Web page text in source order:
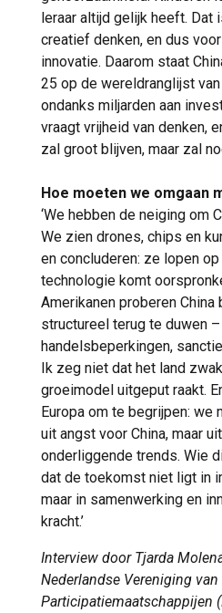
leraar altijd gelijk heeft. Dat
creatief denken, en dus
innovatie. Daarom staat
25 op de wereldranglijst
ondanks miljarden aan
vraagt vrijheid van denken,
zal groot blijven, maar zal
Hoe moeten we omgaan
‘We hebben de neiging om
We zien drones, chips en
en concluderen: ze lopen
technologie komt
Amerikanen proberen China
structureel terug te duwen
handelsbeperkingen,
Ik zeg niet dat het land
groeimodel uitgeput raakt.
Europa om te begrijpen: we
uit angst voor China, maar
onderliggende trends. Wie
dat de toekomst niet ligt in
maar in samenwerking en
kracht.’
Interview door Tjarda
Nederlandse Vereniging van
Participatiemaatschappijen